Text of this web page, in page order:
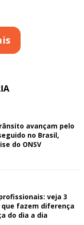
avançam pelo
no Brasil,
do ONSV
veja 3
fazem diferença
do dia a dia